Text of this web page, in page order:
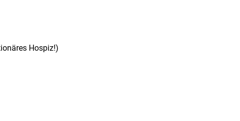
Hospiz!)